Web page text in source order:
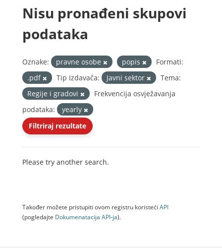
Nisu pronađeni skupovi
podataka
Oznake: pravne osobe popis
Formati:
.pdf
Tip Izdavača: Javni sektor
Tema:
Regije i gradovi
Frekvencija osvježavanja
podataka:
yearly
Filtriraj rezultate
Please try another search.
Također možete pristupiti ovom registru koristeći API
(pogledajte Dokumenаtаcijа API-jа).